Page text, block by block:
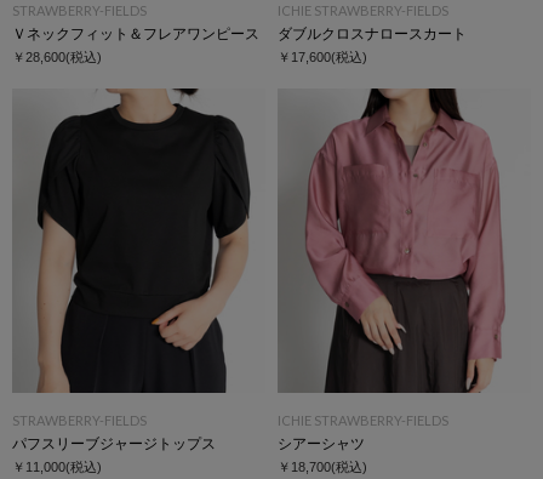
STRAWBERRY-FIELDS
Ｖネックフィット＆フレアワンピース
￥28,600(税込)
ICHIE STRAWBERRY-FIELDS
ダブルクロスナロースカート
￥17,600(税込)
STRAWBERRY-FIELDS
パフスリーブジャージトップス
￥11,000(税込)
ICHIE STRAWBERRY-FIELDS
シアーシャツ
￥18,700(税込)